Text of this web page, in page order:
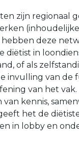
zijn regionaal
deze
diëtist in
of als
invulling van de
van het
van kennis,
het de
in lobby en